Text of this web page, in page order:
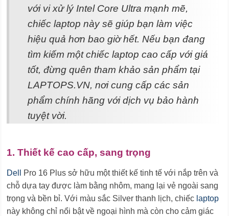
với vi xử lý Intel Core Ultra mạnh mẽ,
chiếc laptop này sẽ giúp bạn làm việc
hiệu quả hơn bao giờ hết. Nếu bạn đang
tìm kiếm một chiếc laptop cao cấp với giá
tốt, đừng quên tham khảo sản phẩm tại
LAPTOPS.VN, nơi cung cấp các sản
phẩm chính hãng với dịch vụ bảo hành
tuyệt vời.
1. Thiết kế cao cấp, sang trọng
Dell
Pro 16 Plus sở hữu một thiết kế tinh tế với nắp trên và
chỗ dựa tay được làm bằng nhôm, mang lại vẻ ngoài sang
trọng và bền bỉ. Với màu sắc Silver thanh lịch, chiếc laptop
này không chỉ nổi bật về ngoại hình mà còn cho cảm giác